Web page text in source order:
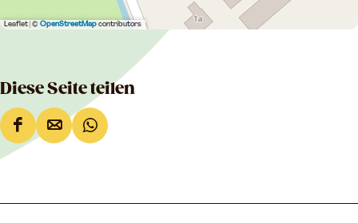
Leaflet © OpenStreetMap contributors
Diese Seite teilen
D
s
s
D
s